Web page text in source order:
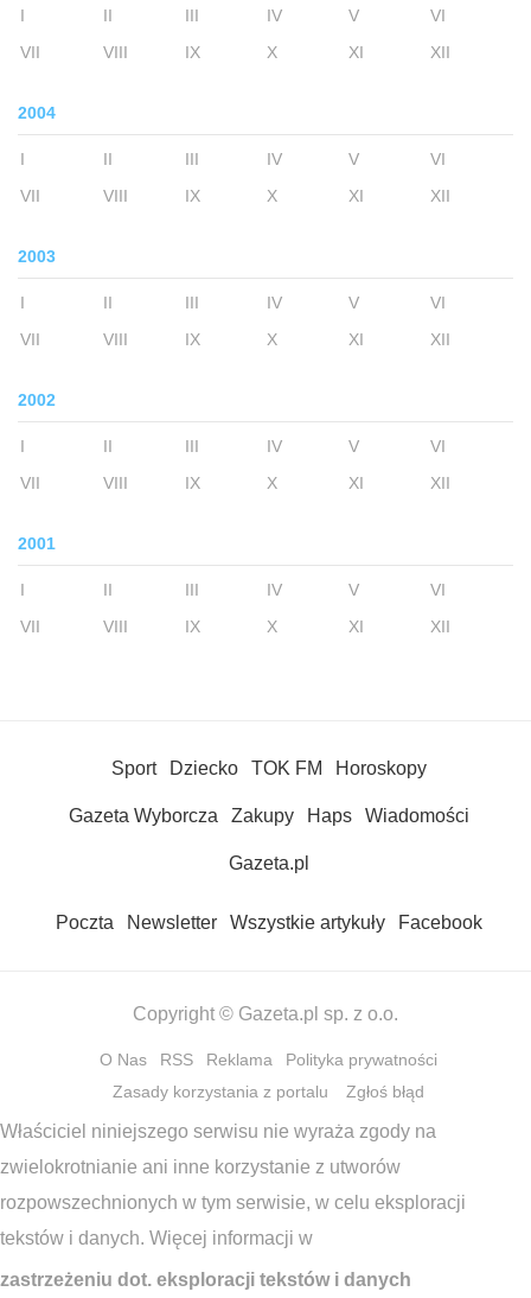
I II III IV V
VI
VII
VIII IX X XI XII
2004
I II III IV V
VI
VII
VIII IX X XI XII
2003
I II III IV V
VI
VII
VIII IX X XI XII
2002
I II III IV V
VI
VII
VIII IX X XI XII
2001
I II III IV V
VI
VII
VIII IX X XI XII
Sport Dziecko TOK FM Horoskopy
Gazeta Wyborcza Zakupy Haps Wiadomości
Gazeta.pl
Poczta Newsletter Wszystkie artykuły Facebook
Copyright © Gazeta.pl sp. z o.o.
O Nas RSS Reklama
Polityka prywatności
Zasady korzystania z portalu
Zgłoś błąd
Właściciel niniejszego serwisu nie wyraża zgody na
zwielokrotnianie ani inne korzystanie z utworów
rozpowszechnionych w tym serwisie, w celu eksploracji
tekstów i danych. Więcej informacji w
zastrzeżeniu dot. eksploracji tekstów i danych